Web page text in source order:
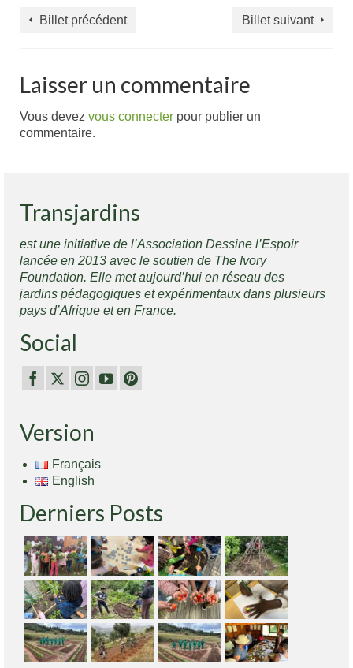
Billet précédent Billet suivant
Laisser un commentaire
Vous devez vous connecter pour publier un
commentaire.
Transjardins
est une initiative de l’Association Dessine l’Espoir
lancée en 2013 avec le soutien de The Ivory
Foundation. Elle met aujourd’hui en réseau des
jardins pédagogiques et expérimentaux dans plusieurs
pays d’Afrique et en France.
Social
Version
Français
English
Derniers Posts